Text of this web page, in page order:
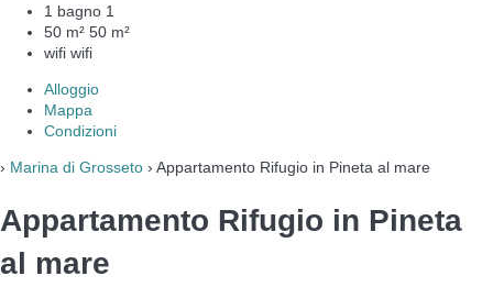
1 bagno 1
50 m² 50 m²
wifi wifi
Alloggio
Mappa
Condizioni
› Marina di Grosseto › Appartamento Rifugio in Pineta al mare
Appartamento Rifugio in Pineta
al mare